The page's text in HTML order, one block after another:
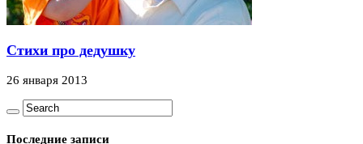
Стихи про дедушку
26 января 2013
Последние записи